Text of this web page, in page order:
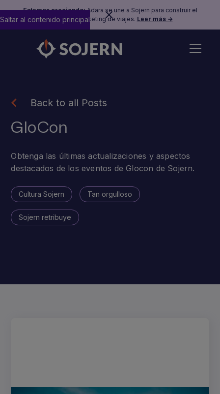
Estamos creciendo:Adara se une a Sojern para construir el
futuro del marketing de viajes. Leer más →
Saltar al contenido principal
Back to all Posts
GloCon
Obtenga las últimas actualizaciones y aspectos
destacados de los eventos de Glocon de Sojern.
Cultura Sojern Tan orgulloso
Sojern retribuye